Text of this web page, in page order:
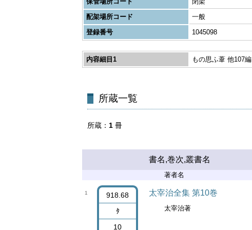
配架場所コード
一般
登録番号
1045098
内容細目1 もの思ふ葦 他107編
所蔵一覧
所蔵 1 冊
書名,巻次,叢書名
著者名
1
918.68
ﾀ
10
太宰治全集 第10巻
太宰治著